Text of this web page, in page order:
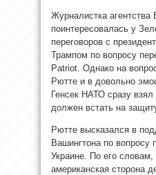
Журналистка агентства
поинтересовалась у
переговоров с
Трампом по вопросу
Patriot. Однако на
Рютте и в довольно
Генсек НАТО сразу
должен встать на
Рютте высказался в
Вашингтона по вопросу
Украине. По его
американская сторона